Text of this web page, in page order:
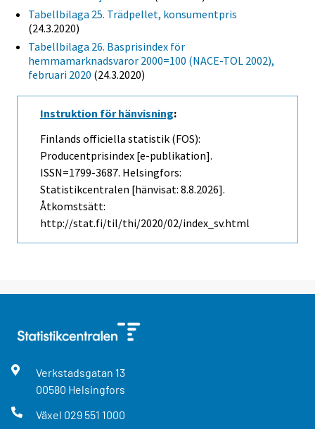
Tabellbilaga 25. Trädpellet, konsumentpris
(24.3.2020)
Tabellbilaga 26. Basprisindex för
hemmamarknadsvaror 2000=100 (NACE-TOL 2002),
februari 2020 (24.3.2020)
Instruktion för hänvisning:
Finlands officiella statistik (FOS):
Producentprisindex [e-publikation].
ISSN=1799-3687. Helsingfors:
Statistikcentralen [hänvisat: 8.8.2026].
Åtkomstsätt:
http://stat.fi/til/thi/2020/02/index_sv.html
Verkstadsgatan 13
00580 Helsingfors
Växel 029 551 1000